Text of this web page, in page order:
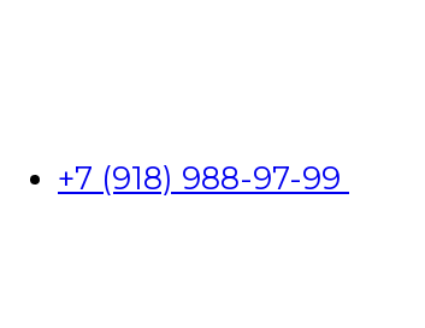
+7 (918) 988-97-99